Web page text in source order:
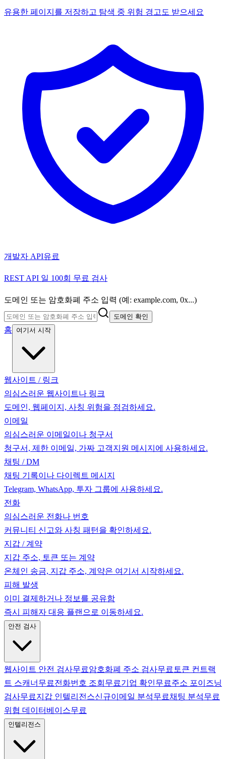
유용한 페이지를 저장하고 탐색 중 위험 경고도 받으세요
개발자 API유료
REST API 일 100회 무료 검사
도메인 또는 암호화폐 주소 입력 (예: example.com, 0x...)
도메인 확인
홈 여기서 시작
웹사이트 / 링크
의심스러운 웹사이트나 링크
도메인, 웹페이지, 사칭 위험을 점검하세요.
이메일
의심스러운 이메일이나 청구서
청구서, 제한 이메일, 가짜 고객지원 메시지에 사용하세요.
채팅 / DM
채팅 기록이나 다이렉트 메시지
Telegram, WhatsApp, 투자 그룹에 사용하세요.
전화
의심스러운 전화나 번호
커뮤니티 신고와 사칭 패턴을 확인하세요.
지갑 / 계약
지갑 주소, 토큰 또는 계약
온체인 송금, 지갑 주소, 계약은 여기서 시작하세요.
피해 발생
이미 결제하거나 정보를 공유함
즉시 피해자 대응 플랜으로 이동하세요.
안전 검사
웹사이트 안전 검사무료암호화폐 주소 검사무료 토큰 컨트랙
트 스캐너 무료전화번호 조회 무료기업 확인무료주소 포이즈닝
검사무료지갑 인텔리전스신규이메일 분석무료채팅 분석무료
위협 데이터베이스무료
인텔리전스